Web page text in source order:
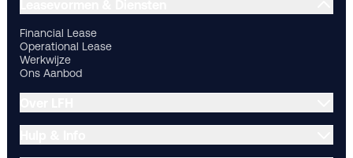
Financial Lease
Operational Lease
Werkwijze
Ons Aanbod